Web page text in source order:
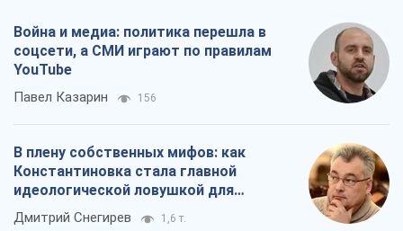
Война и медиа: политика перешла в
соцсети, а СМИ играют по правилам
YouTube
Павел Казарин 156
В плену собственных мифов: как
Константиновка стала главной
идеологической ловушкой для
российских оккупантов
Дмитрий Снегирев 1,6 т.